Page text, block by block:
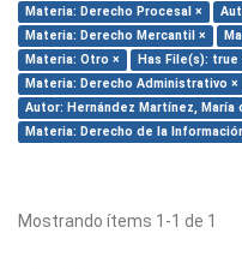
Materia: Derecho Procesal ×
Materia: Derecho Mercantil ×
Materia: Otro ×
Has File(s): true
Materia: Derecho Administrativo ×
Autor: Hernández Martínez, María
Materia: Derecho de la
Mostrando ítems 1-1 de 1